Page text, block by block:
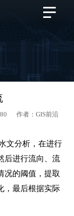
作者：GIS前沿
文分析，在进行
后进行流向、流
况的阈值，提取
，最后根据实际